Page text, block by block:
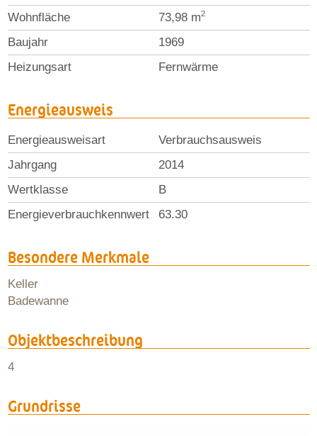
Wohnfläche
73,98 m2
Baujahr
1969
Heizungsart
Fernwärme
Energieausweis
Energieausweisart
Verbrauchsausweis
Jahrgang
2014
Wertklasse
B
Energieverbrauchkennwert
63.30
Besondere Merkmale
Keller
Badewanne
Objektbeschreibung
4
Grundrisse